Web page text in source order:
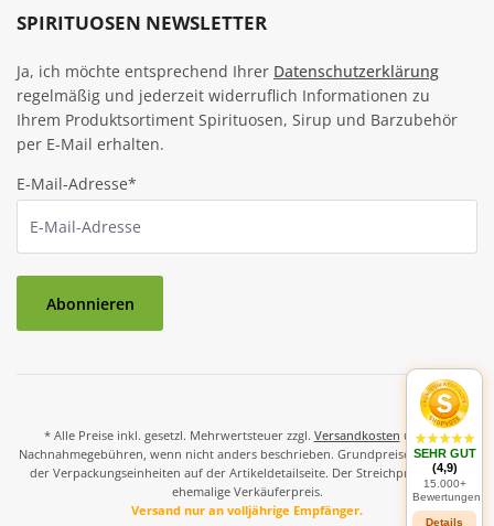
SPIRITUOSEN NEWSLETTER
Ja, ich möchte entsprechend Ihrer Datenschutzerklärung
regelmäßig und jederzeit widerruflich Informationen zu
Ihrem Produktsortiment Spirituosen, Sirup und Barzubehör
per E-Mail erhalten.
E-Mail-Adresse*
Abonnieren
* Alle Preise inkl. gesetzl. Mehrwertsteuer zzgl. Versandkosten und ggf.
Nachnahmegebühren, wenn nicht anders beschrieben. Grundpreise und Preise
der Verpackungseinheiten auf der Artikeldetailseite. Der Streichpreis ist der
ehemalige Verkäuferpreis.
Versand nur an volljährige Empfänger.
SEHR GUT
(4,9)
15.000+
Bewertungen
Details